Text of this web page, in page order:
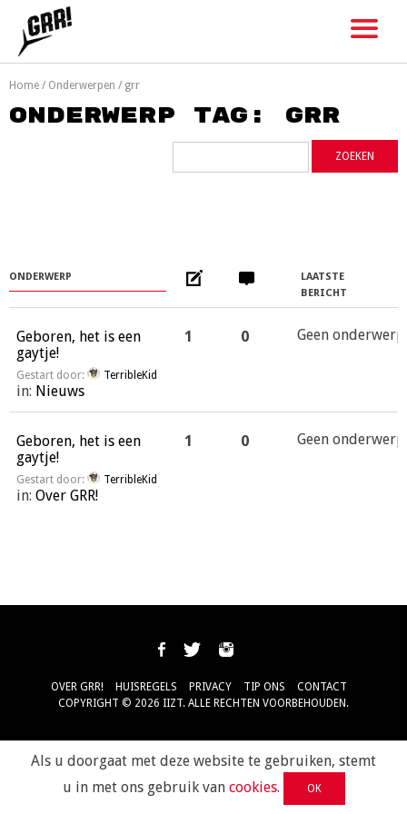
content
Home / Onderwerpen / grr
Onderwerp tag: grr
ONDERWERP
LAATSTE
BERICHT
Geboren, het is een
gaytje!
Gestart door: TerribleKid
in: Nieuws
1 0 Geen
Geboren, het is een
gaytje!
Gestart door: TerribleKid
in: Over GRR!
1 0 Geen
OVER GRR! HUISREGELS PRIVACY TIP ONS
CONTACT
COPYRIGHT © 2026 IIZT. ALLE RECHTEN VOORBEHOUDEN.
Als u doorgaat met deze website te gebruiken, stemt
u in met ons gebruik van cookies. OK